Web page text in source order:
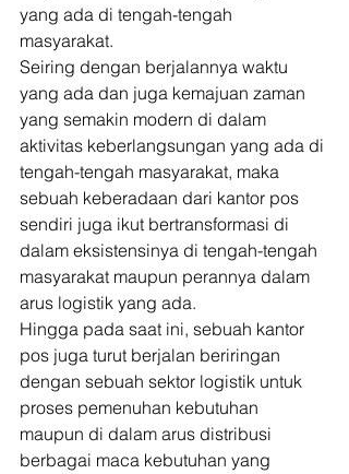
yang ada di tengah-tengah
masyarakat.
Seiring dengan berjalannya waktu
yang ada dan juga kemajuan zaman
yang semakin modern di dalam
aktivitas keberlangsungan yang ada di
tengah-tengah masyarakat, maka
sebuah keberadaan dari kantor pos
sendiri juga ikut bertransformasi di
dalam eksistensinya di tengah-tengah
masyarakat maupun perannya dalam
arus logistik yang ada.
Hingga pada saat ini, sebuah kantor
pos juga turut berjalan beriringan
dengan sebuah sektor logistik untuk
proses pemenuhan kebutuhan
maupun di dalam arus distribusi
berbagai maca kebutuhan yang